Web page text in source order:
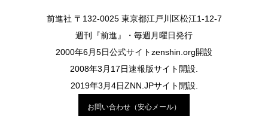
前進社 〒132-0025 東京都江戸川区松江1-12-7
週刊『前進』・毎週月曜日発行
2000年6月5日公式サイトzenshin.org開設
2008年3月17日速報版サイト開設.
2019年3月4日ZNN.JPサイト開設.
お問い合わせ（安心メール）